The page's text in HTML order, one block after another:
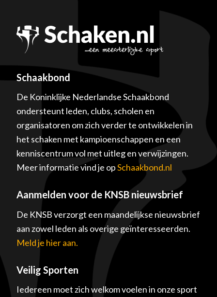
Schaakbond
De Koninklijke Nederlandse Schaakbond
ondersteunt leden, clubs, scholen en
organisatoren om zich verder te ontwikkelen in
het schaken met kampioenschappen en een
kenniscentrum vol met uitleg en verwijzingen.
Meer informatie vind je opSchaakbond.nl
Aanmelden voor de KNSB nieuwsbrief
De KNSB verzorgt een maandelijkse nieuwsbrief
aan zowel leden als overige geïnteresseerden.
Meld je hier aan.
Veilig Sporten
Iedereen moet zich welkom voelen in onze sport